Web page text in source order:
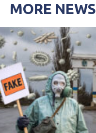
MORE NEWS